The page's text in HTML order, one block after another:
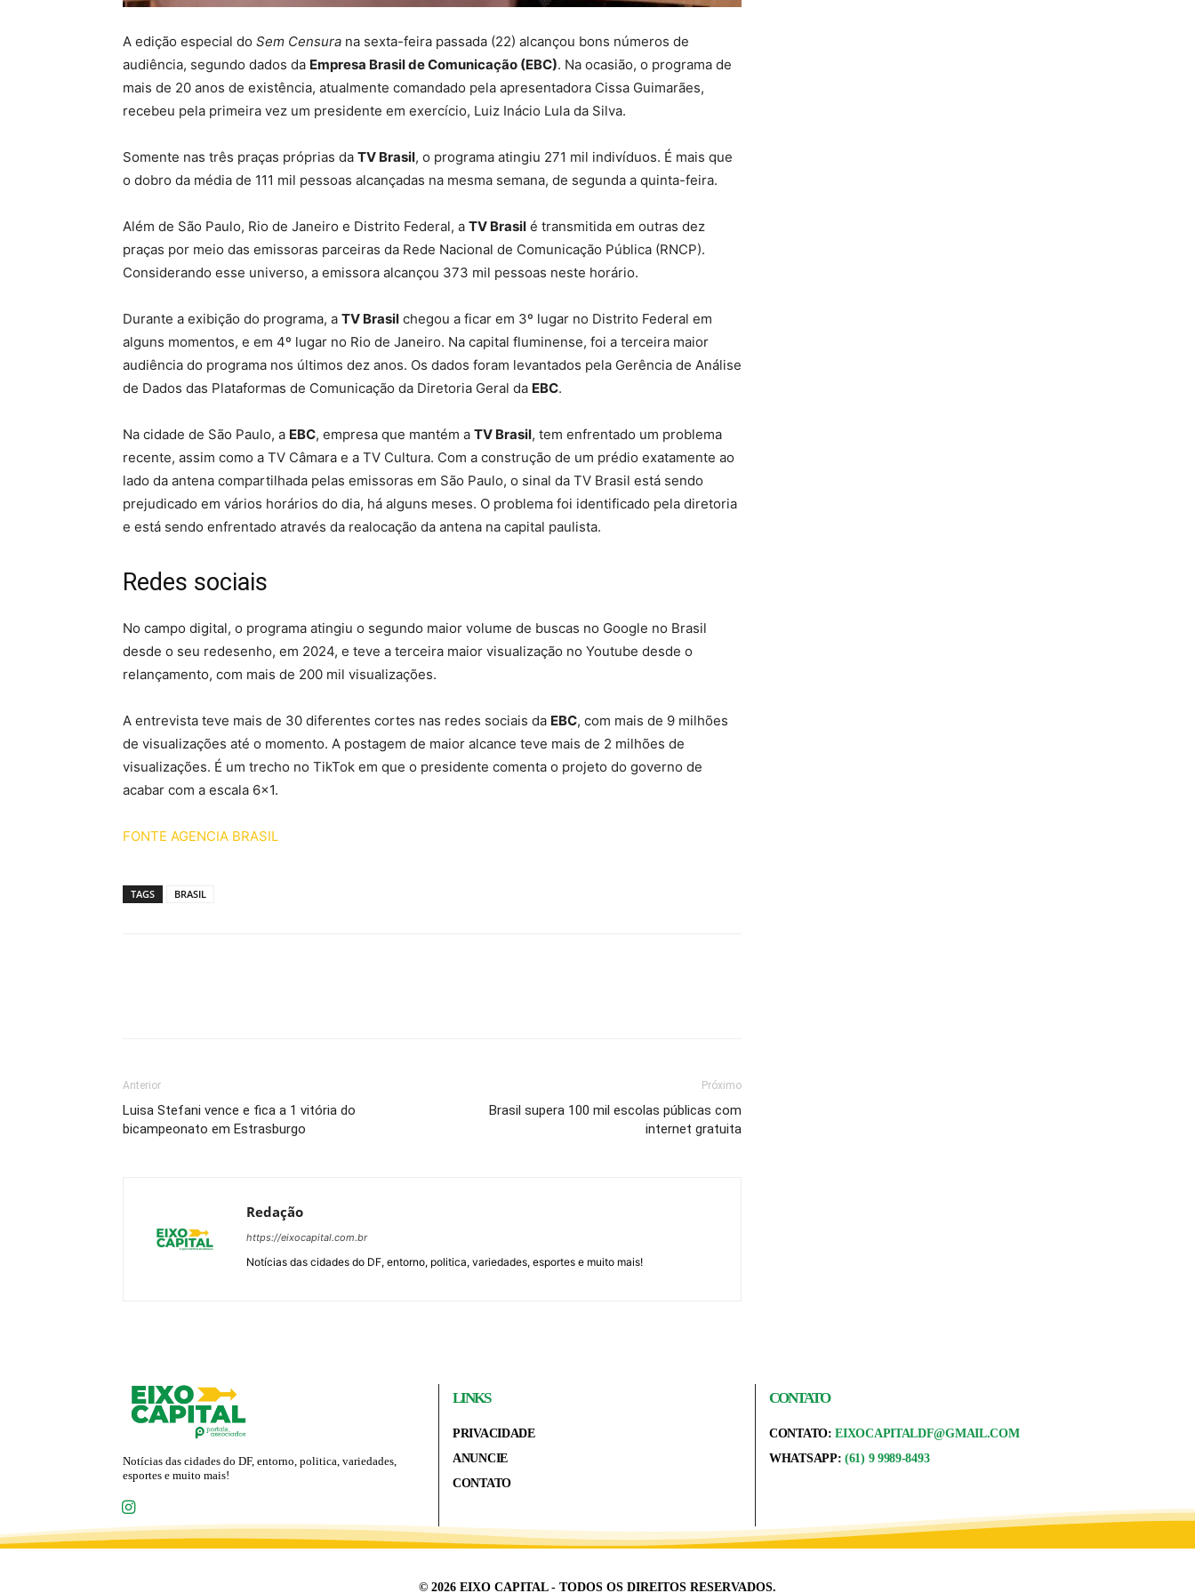
A edição especial do Sem Censura na sexta-feira passada (22) alcançou bons números de
audiência, segundo dados da Empresa Brasil de Comunicação (EBC). Na ocasião, o programa de
mais de 20 anos de existência, atualmente comandado pela apresentadora Cissa Guimarães,
recebeu pela primeira vez um presidente em exercício, Luiz Inácio Lula da Silva.
Somente nas três praças próprias da TV Brasil, o programa atingiu 271 mil indivíduos. É mais que
o dobro da média de 111 mil pessoas alcançadas na mesma semana, de segunda a quinta-feira.
Além de São Paulo, Rio de Janeiro e Distrito Federal, a TV Brasil é transmitida em outras dez
praças por meio das emissoras parceiras da Rede Nacional de Comunicação Pública (RNCP).
Considerando esse universo, a emissora alcançou 373 mil pessoas neste horário.
Durante a exibição do programa, a TV Brasil chegou a ficar em 3º lugar no Distrito Federal em
alguns momentos, e em 4º lugar no Rio de Janeiro. Na capital fluminense, foi a terceira maior
audiência do programa nos últimos dez anos. Os dados foram levantados pela Gerência de Análise
de Dados das Plataformas de Comunicação da Diretoria Geral da EBC.
Na cidade de São Paulo, a EBC, empresa que mantém a TV Brasil, tem enfrentado um problema
recente, assim como a TV Câmara e a TV Cultura. Com a construção de um prédio exatamente ao
lado da antena compartilhada pelas emissoras em São Paulo, o sinal da TV Brasil está sendo
prejudicado em vários horários do dia, há alguns meses. O problema foi identificado pela diretoria
e está sendo enfrentado através da realocação da antena na capital paulista.
Redes sociais
No campo digital, o programa atingiu o segundo maior volume de buscas no Google no Brasil
desde o seu redesenho, em 2024, e teve a terceira maior visualização no Youtube desde o
relançamento, com mais de 200 mil visualizações.
A entrevista teve mais de 30 diferentes cortes nas redes sociais da EBC, com mais de 9 milhões
de visualizações até o momento. A postagem de maior alcance teve mais de 2 milhões de
visualizações. É um trecho no TikTok em que o presidente comenta o projeto do governo de
acabar com a escala 6×1.
FONTE AGENCIA BRASIL
TAGS BRASIL
Anterior
Luisa Stefani vence e fica a 1 vitória do
bicampeonato em Estrasburgo
Próximo
Brasil supera 100 mil escolas públicas com
internet gratuita
Redação
https://eixocapital.com.br
Notícias das cidades do DF, entorno, politica, variedades, esportes e muito mais!
Notícias das cidades do DF, entorno, politica, variedades,
esportes e muito mais!
LINKS
PRIVACIDADE
ANUNCIE
CONTATO
CONTATO
CONTATO:EIXOCAPITALDF@GMAIL.COM
WHATSAPP: (61) 9 9989-8493
© 2026 EIXO CAPITAL - TODOS OS DIREITOS RESERVADOS.